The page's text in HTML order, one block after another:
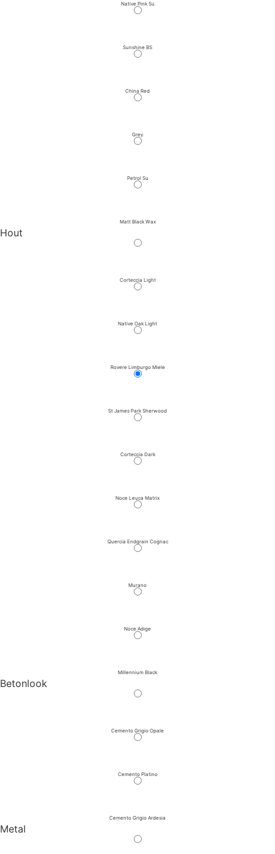
Native Pink Su
Sunshine BS
China Red
Grey
Petrol Su
Matt Black Wax
Hout
Corteccia Light
Native Oak Light
Rovere Limburgo Miele
St James Park Sherwood
Corteccia Dark
Noce Leuca Matrix
Quercia Endgrain Cognac
Murano
Noce Adige
Millennium Black
Betonlook
Cemento Grigio Opale
Cemento Platino
Cemento Grigio Ardesia
Metal